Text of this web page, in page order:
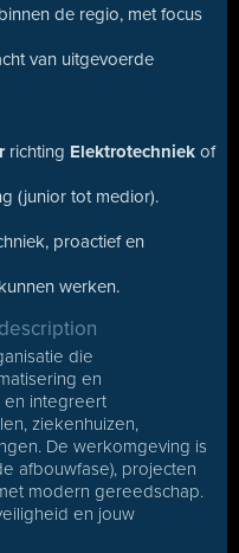
de regio, met focus
van uitgevoerde
richting Elektrotechniek of
(junior tot medior).
proactief en
werken.
die
en
en integreert
ziekenhuizen,
De werkomgeving is
afbouwfase), projecten
modern gereedschap.
en jouw